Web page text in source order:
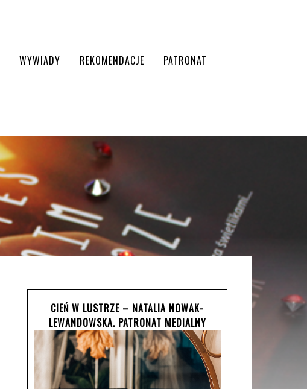
WYWIADY REKOMENDACJE PATRONAT
CIEŃ W LUSTRZE – NATALIA NOWAK-
LEWANDOWSKA. PATRONAT MEDIALNY